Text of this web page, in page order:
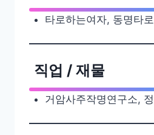
타로하는여자, 동명타
직업 / 재물
거암사주작명연구소,